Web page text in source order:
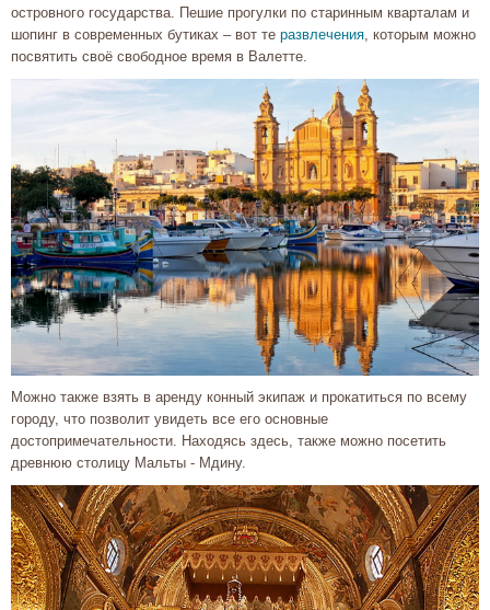
островного государства. Пешие прогулки по старинным кварталам и
шопинг в современных бутиках – вот те развлечения, которым можно
посвятить своё свободное время в Валетте.
Можно также взять в аренду конный экипаж и прокатиться по всему
городу, что позволит увидеть все его основные
достопримечательности. Находясь здесь, также можно посетить
древнюю столицу Мальты - Мдину.